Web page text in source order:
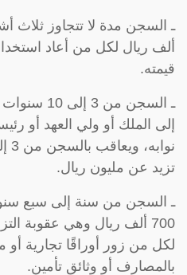
ألف ريال لكل من أعاد
قيمته.
ـ السجن
إلى الملك أو ولي العهد أو
تزيد عن مليون ريال.
ـ السجن من سنة إلى سبع
700 ألف ريال وهي عقوبة
لكل من زور أوراقًا تجارية أو
بالمصارف أو وثائق تأمين.